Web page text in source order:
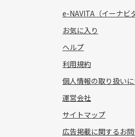
e-NAVITA（イーナビ
お気に入り
ヘルプ
利用規約
個人情報の取り扱い
運営会社
サイトマップ
広告掲載に関するお